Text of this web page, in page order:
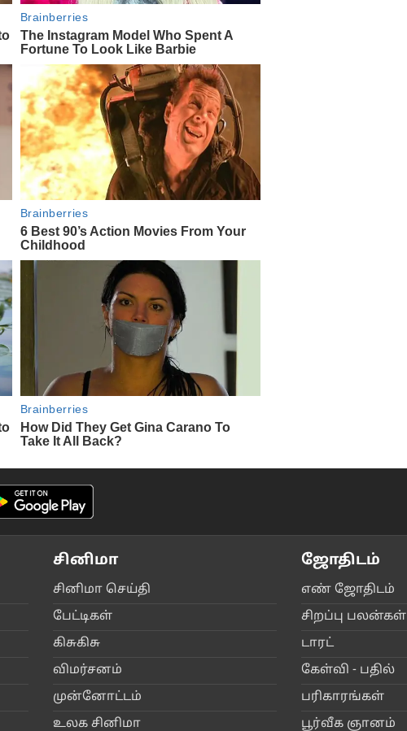
சினிமா
சி‌னிமா செ‌ய்‌தி
பே‌ட்டிக‌ள்
கிசு‌கிசு
விம‌ர்சன‌ம்
மு‌ன்னோ‌ட்ட‌ம்
உலக ‌சி‌னிமா
ஜோ‌திட‌ம்
எ‌ண் ஜோ‌திட‌ம்
சிற‌ப்பு பல‌ன்க‌ள்
டார‌‌ட்
கே‌ள்‌வி - ப‌தி‌ல்
ப‌ரிகார‌‌ங்க‌ள்
பூ‌ர்‌வீக ஞான‌ம்